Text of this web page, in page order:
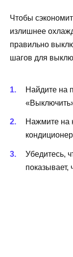
Чтобы
излишнее
правильно
шагов для
Найдите на
Нажмите на
Убедитесь,
показывает,